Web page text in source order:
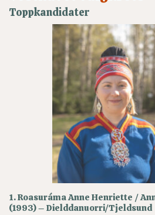
Toppkandidater
1. Roasuráma Anne Henriette /
(1993) – Dielddanuorri/Tjeldsund